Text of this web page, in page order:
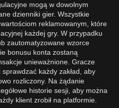
mogą w dowolnym
dzienniki gier. Wszystkie
reklamowanym, które
każdej gry. W przypadku
zautomatyzowane wzorce
bonusu konta zostaną
unieważnione. Gracze
każdy zakład, aby
rozliczony. Na żądanie
historie sesji, aby można
klient zrobił na platformie.